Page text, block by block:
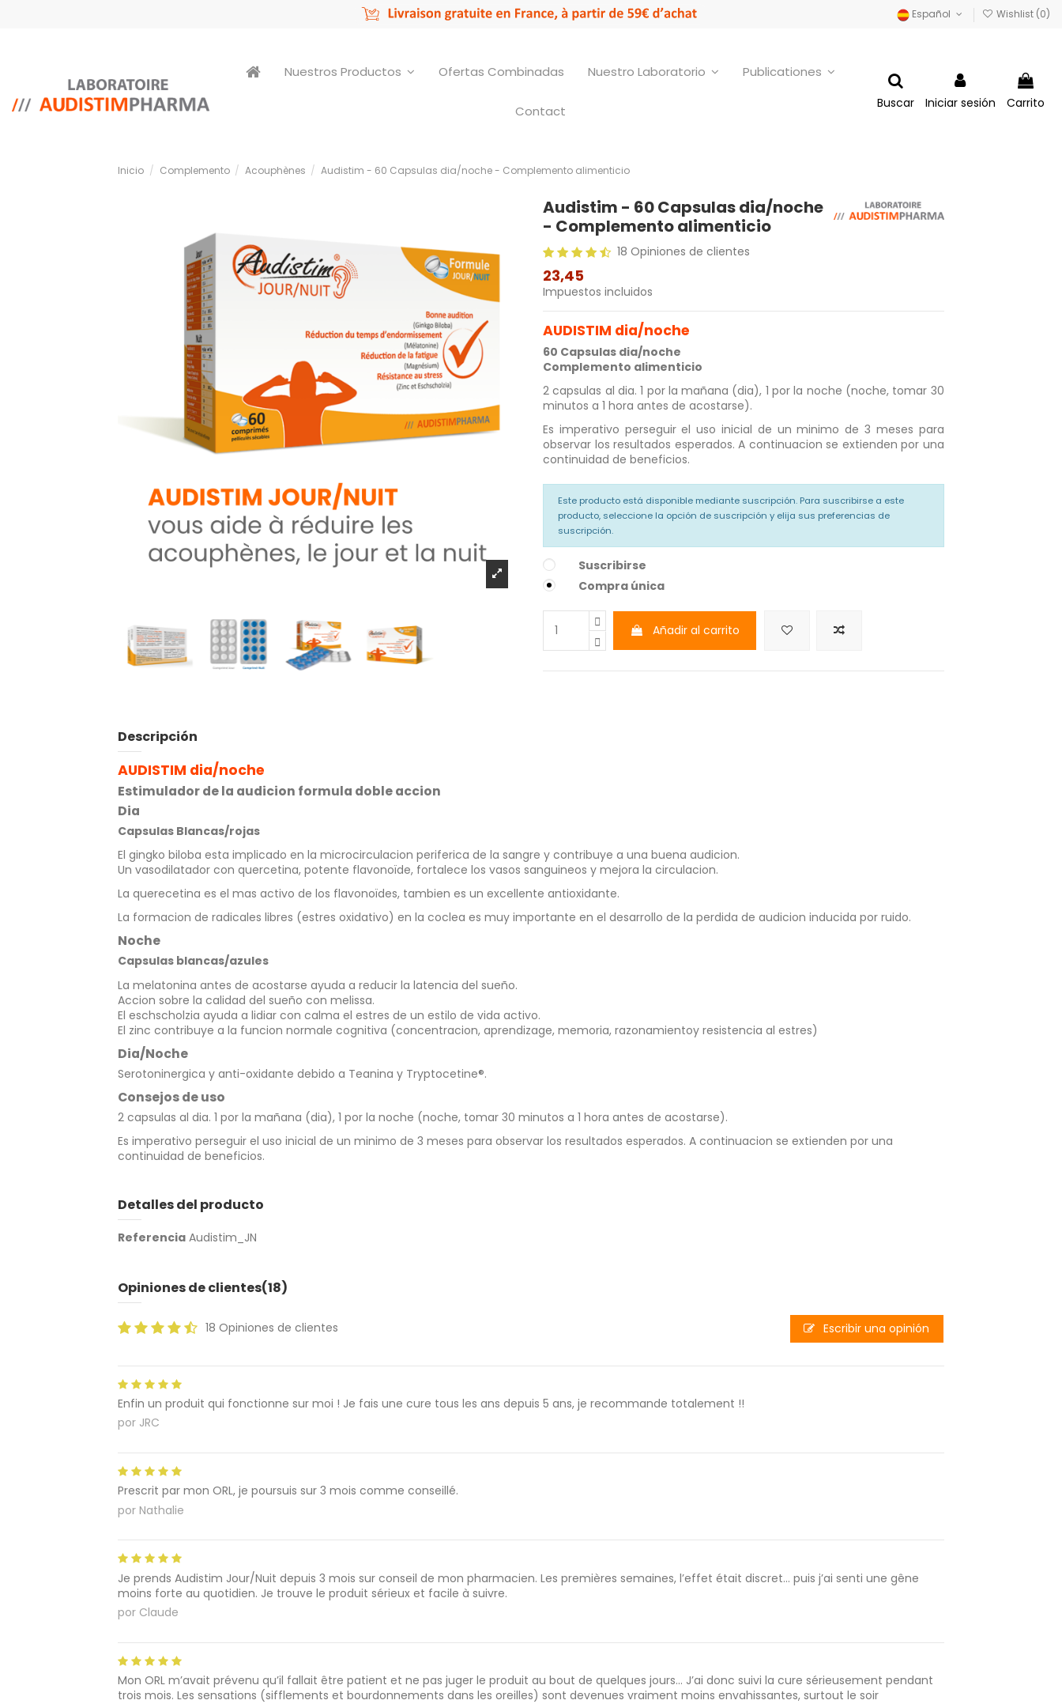
Español Wishlist (0)
Nuestros Productos Ofertas Combinadas Nuestro Laboratorio Publicationes
Contact
Buscar Iniciar sesión Carrito
Inicio Complemento Acouphènes Audistim - 60 Capsulas dia/noche - Complemento alimenticio
Audistim - 60 Capsulas dia/noche
- Complemento alimenticio
18 Opiniones de clientes
23,45
Impuestos incluidos
AUDISTIM dia/noche
60 Capsulas dia/noche
Complemento alimenticio
2 capsulas al dia. 1 por la mañana (dia), 1 por la noche (noche, tomar 30
minutos a 1 hora antes de acostarse).
Es imperativo perseguir el uso inicial de un minimo de 3 meses para
observar los resultados esperados. A continuacion se extienden por una
continuidad de beneficios.
Este producto está disponible mediante suscripción. Para suscribirse a este
producto, seleccione la opción de suscripción y elija sus preferencias de
suscripción.
Suscribirse
Compra única
Añadir al carrito
Descripción
AUDISTIM dia/noche
Estimulador de la audicion formula doble accion
Dia
Capsulas Blancas/rojas
El gingko biloba esta implicado en la microcirculacion periferica de la sangre y contribuye a una buena audicion.
Un vasodilatador con quercetina, potente flavonoïde, fortalece los vasos sanguineos y mejora la circulacion.
La querecetina es el mas activo de los flavonoïdes, tambien es un excellente antioxidante.
La formacion de radicales libres (estres oxidativo) en la coclea es muy importante en el desarrollo de la perdida de audicion inducida por ruido.
Noche
Capsulas blancas/azules
La melatonina antes de acostarse ayuda a reducir la latencia del sueño.
Accion sobre la calidad del sueño con melissa.
El eschscholzia ayuda a lidiar con calma el estres de un estilo de vida activo.
El zinc contribuye a la funcion normale cognitiva (concentracion, aprendizage, memoria, razonamientoy resistencia al estres)
Dia/Noche
Serotoninergica y anti-oxidante debido a Teanina y Tryptocetine®.
Consejos de uso
2 capsulas al dia. 1 por la mañana (dia), 1 por la noche (noche, tomar 30 minutos a 1 hora antes de acostarse).
Es imperativo perseguir el uso inicial de un minimo de 3 meses para observar los resultados esperados. A continuacion se extienden por una
continuidad de beneficios.
Detalles del producto
Referencia Audistim_JN
Opiniones de clientes(18)
18 Opiniones de clientes Escribir una opinión
Enfin un produit qui fonctionne sur moi ! Je fais une cure tous les ans depuis 5 ans, je recommande totalement !!
por JRC
Prescrit par mon ORL, je poursuis sur 3 mois comme conseillé.
por Nathalie
Je prends Audistim Jour/Nuit depuis 3 mois sur conseil de mon pharmacien. Les premières semaines, l’effet était discret... puis j’ai senti une gêne
moins forte au quotidien. Je trouve le produit sérieux et facile à suivre.
por Claude
Mon ORL m’avait prévenu qu’il fallait être patient et ne pas juger le produit au bout de quelques jours... J’ai donc suivi la cure sérieusement pendant
trois mois. Les sensations (sifflements et bourdonnements dans les oreilles) sont devenues vraiment moins envahissantes, surtout le soir